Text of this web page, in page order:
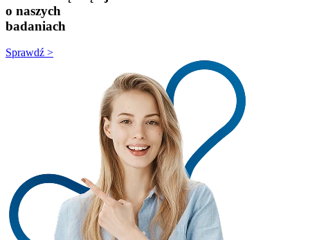
o naszych
badaniach
Sprawdź >